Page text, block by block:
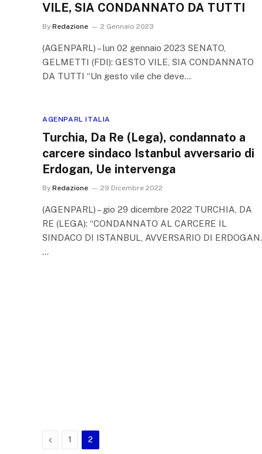
VILE, SIA CONDANNATO DA TUTTI
By Redazione 2 Gennaio 2023
(AGENPARL) – lun 02 gennaio 2023 SENATO,
GELMETTI (FDI): GESTO VILE, SIA CONDANNATO
DA TUTTI “Un gesto vile che deve…
AGENPARL ITALIA
Turchia, Da Re (Lega), condannato a
carcere sindaco Istanbul avversario di
Erdogan, Ue intervenga
By Redazione 29 Dicembre 2022
(AGENPARL) – gio 29 dicembre 2022 TURCHIA, DA
RE (LEGA): “CONDANNATO AL CARCERE IL
SINDACO DI ISTANBUL, AVVERSARIO DI ERDOGAN.
…
Previous
1 2